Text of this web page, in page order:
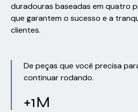
duradouras baseadas em quatro
que garantem o sucesso e a
clientes.
De peças que você precisa
continuar rodando.
+1M